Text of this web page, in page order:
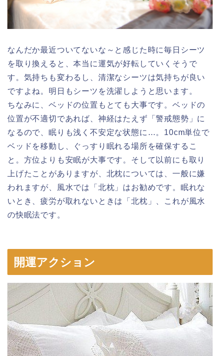
なんだか最近ついてないな～と感じた時に毎日シーツ
を取り換えると、本当に運気が好転していくそうで
す。気持ちも変わるし、清潔なシーツは気持ちが良い
ですよね。明日もシーツを洗濯しようと思います。
ちなみに、ベッドの位置もとても大事です。ベッドの
位置が不適切であれば、神経はたえず「警戒態勢」に
なるので、眠りも浅く不安定な状態に…。10cm単位で
ベッドを移動し、ぐっすり眠れる場所を確保するこ
と。方位よりも安眠が大事です。そして以前にも取り
上げたことがありますが、北枕については、一般に嫌
われますが、風水では「北枕」はお勧めです。眠れな
いとき、疲労が取れないときは「北枕」、これが風水
の快眠法です。
開運アクション